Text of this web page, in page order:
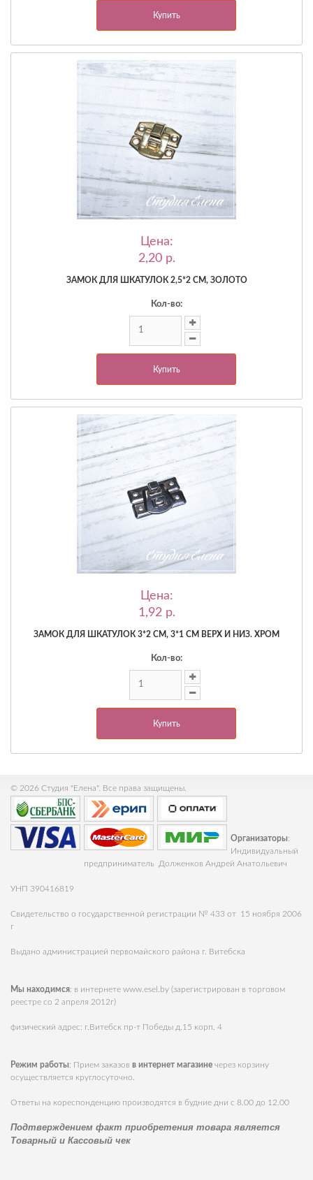
Купить
Цена:
2,20 p.
ЗАМОК ДЛЯ ШКАТУЛОК 2,5*2 СМ, ЗОЛОТО
Кол-во:
Купить
Цена:
1,92 p.
ЗАМОК ДЛЯ ШКАТУЛОК 3*2 СМ, 3*1 СМ ВЕРХ И НИЗ. ХРОМ
Кол-во:
Купить
© 2026 Студия "Елена". Все права защищены.
Организаторы:
Индивидуальный
предприниматель Долженков Андрей Анатольевич
УНП 390416819
Свидетельство о государственной регистрации № 433 от 15 ноября 2006
г
Выдано администрацией первомайского района г. Витебска
Мы находимся: в интернете www.esel.by (зарегистрирован в торговом
реестре со 2 апреля 2012г)
физический адрес: г.Витебск пр-т Победы д.15 корп. 4
Режим работы: Прием заказов в интернет магазине через корзину
осуществляется круглосуточно.
Ответы на кореспонденцию производятся в будние дни с 8.00 до 12.00
Подтверждением факт приобретения товара является
Товарный и Кассовый чек